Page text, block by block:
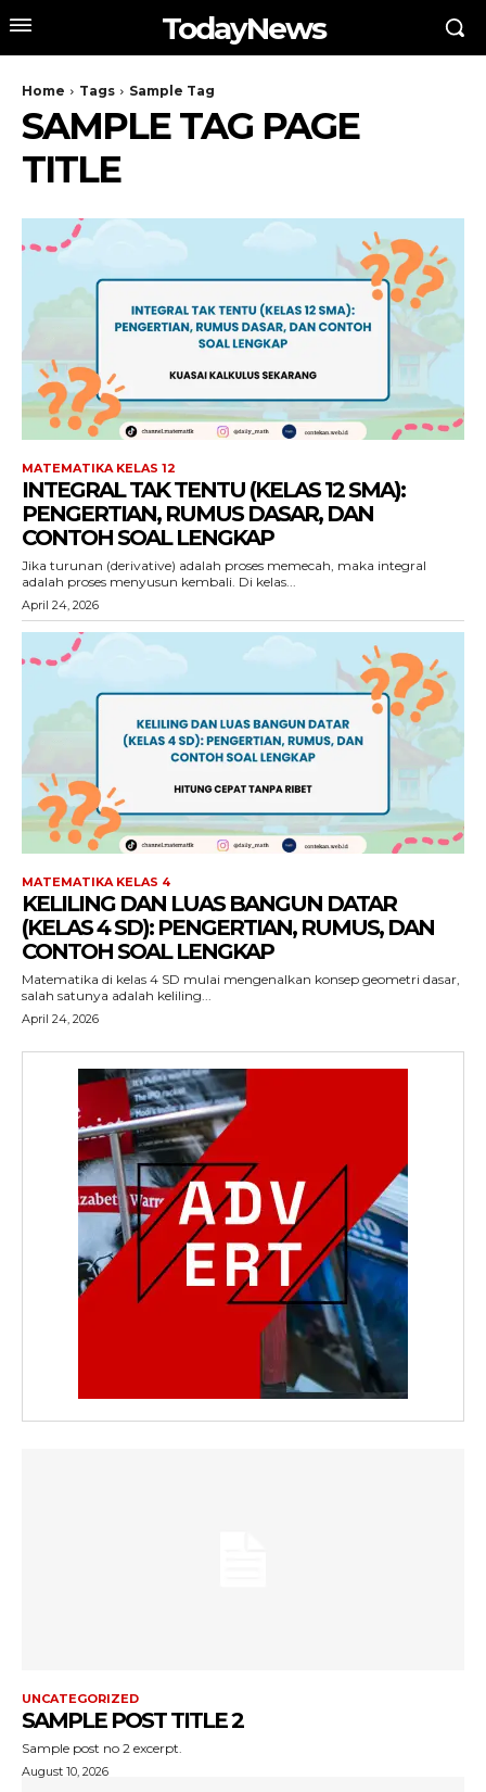
TodayNews
Home Tags Sample Tag
SAMPLE TAG PAGE
TITLE
MATEMATIKA KELAS 12
INTEGRAL TAK TENTU (KELAS 12 SMA):
PENGERTIAN, RUMUS DASAR, DAN
CONTOH SOAL LENGKAP
Jika turunan (derivative) adalah proses memecah, maka integral
adalah proses menyusun kembali. Di kelas...
April 24, 2026
MATEMATIKA KELAS 4
KELILING DAN LUAS BANGUN DATAR
(KELAS 4 SD): PENGERTIAN, RUMUS, DAN
CONTOH SOAL LENGKAP
Matematika di kelas 4 SD mulai mengenalkan konsep geometri dasar,
salah satunya adalah keliling...
April 24, 2026
UNCATEGORIZED
SAMPLE POST TITLE 2
Sample post no 2 excerpt.
August 10, 2026